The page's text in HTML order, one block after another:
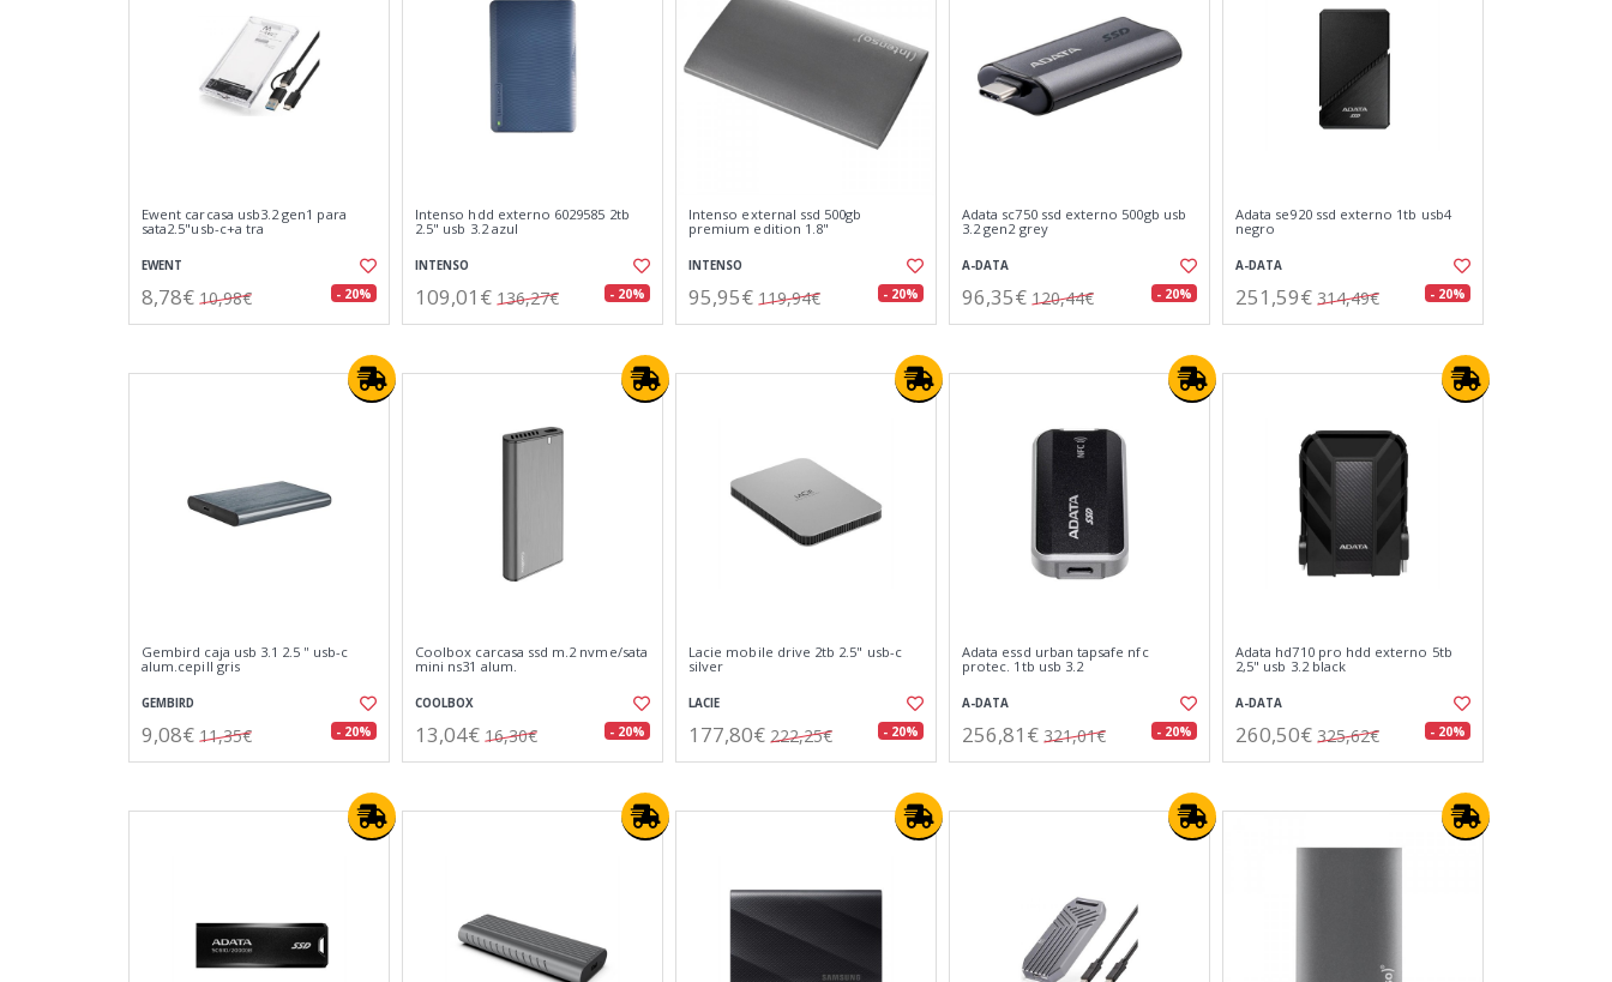
Ewent carcasa usb3.2 gen1 para
sata2.5"usb-c+a tra
EWENT
8,78€ 10,98€ - 20%
Intenso hdd externo 6029585 2tb
2.5" usb 3.2 azul
INTENSO
109,01€ 136,27€ - 20%
Intenso external ssd 500gb
premium edition 1.8"
INTENSO
95,95€ 119,94€ - 20%
Adata sc750 ssd externo 500gb usb
3.2 gen2 grey
A-DATA
96,35€ 120,44€ - 20%
Adata se920 ssd externo 1tb usb4
negro
A-DATA
251,59€ 314,49€ - 20%
Gembird caja usb 3.1 2.5 '' usb-c
alum.cepill gris
GEMBIRD
9,08€ 11,35€ - 20%
Coolbox carcasa ssd m.2 nvme/sata
mini ns31 alum.
COOLBOX
13,04€ 16,30€ - 20%
Lacie mobile drive 2tb 2.5" usb-c
silver
LACIE
177,80€ 222,25€ - 20%
Adata essd urban tapsafe nfc
protec. 1tb usb 3.2
A-DATA
256,81€ 321,01€ - 20%
Adata hd710 pro hdd externo 5tb
2,5" usb 3.2 black
A-DATA
260,50€ 325,62€ - 20%